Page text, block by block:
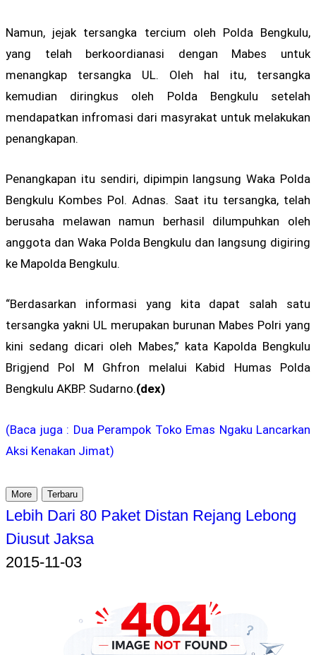
Namun, jejak tersangka tercium oleh Polda Bengkulu,
yang telah berkoordianasi dengan Mabes untuk
menangkap tersangka UL. Oleh hal itu, tersangka
kemudian diringkus oleh Polda Bengkulu setelah
mendapatkan infromasi dari masyrakat untuk melakukan
penangkapan.
Penangkapan itu sendiri, dipimpin langsung Waka Polda
Bengkulu Kombes Pol. Adnas. Saat itu tersangka, telah
berusaha melawan namun berhasil dilumpuhkan oleh
anggota dan Waka Polda Bengkulu dan langsung digiring
ke Mapolda Bengkulu.
“Berdasarkan informasi yang kita dapat salah satu
tersangka yakni UL merupakan burunan Mabes Polri yang
kini sedang dicari oleh Mabes,” kata Kapolda Bengkulu
Brigjend Pol M Ghfron melalui Kabid Humas Polda
Bengkulu AKBP. Sudarno.(dex)
(Baca juga : Dua Perampok Toko Emas Ngaku Lancarkan
Aksi Kenakan Jimat)
More Terbaru
Lebih Dari 80 Paket Distan Rejang Lebong
Diusut Jaksa
2015-11-03